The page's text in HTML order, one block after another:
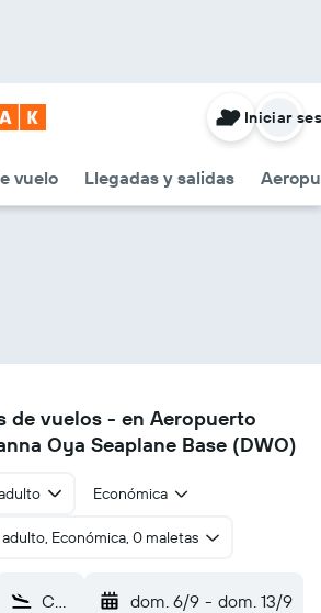
vuelo Llegadas y salidas
Iniciar
de vuelos - en Aeropuerto
Oya Seaplane Base (DWO)
Económica
adulto, Económica, 0 maletas
Colombo Diyawanna Oya Seaplane Base (DWO) dom. 6/9 - dom. 13/9